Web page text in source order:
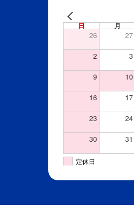
日 月
26 27
2 3
9 10
16 17
23 24
30 31
定休日